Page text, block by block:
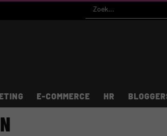
E-COMMERCE HR